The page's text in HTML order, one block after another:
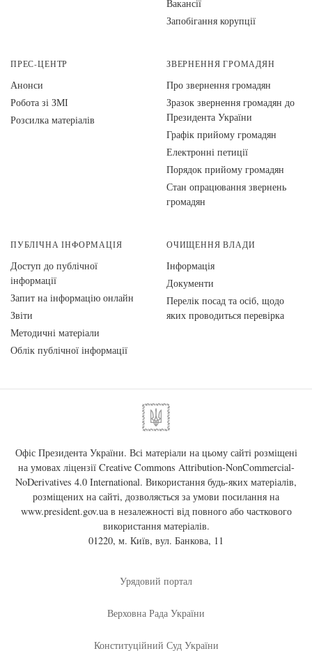
Вакансії
Запобігання корупції
ПРЕС-ЦЕНТР
Анонси
Робота зі ЗМІ
Розсилка матеріалів
ЗВЕРНЕННЯ ГРОМАДЯН
Про звернення громадян
Зразок звернення громадян до
Президента України
Графік прийому громадян
Електронні петиції
Порядок прийому громадян
Стан опрацювання звернень
громадян
ПУБЛІЧНА ІНФОРМАЦІЯ
Доступ до публічної
інформації
Запит на інформацію онлайн
Звіти
Методичні матеріали
Облік публічної інформації
ОЧИЩЕННЯ ВЛАДИ
Інформація
Документи
Перелік посад та осіб, щодо
яких проводиться перевірка
Офіс Президента України. Всі матеріали на цьому сайті розміщені
на умовах ліцензії Creative Commons Attribution-NonCommercial-
NoDerivatives 4.0 International. Використання будь-яких матеріалів,
розміщених на сайті, дозволяється за умови посилання на
www.president.gov.uaв незалежності від повного або часткового
використання матеріалів.
01220, м. Київ, вул. Банкова, 11
Урядовий портал
Верховна Рада України
Конституційний Суд України